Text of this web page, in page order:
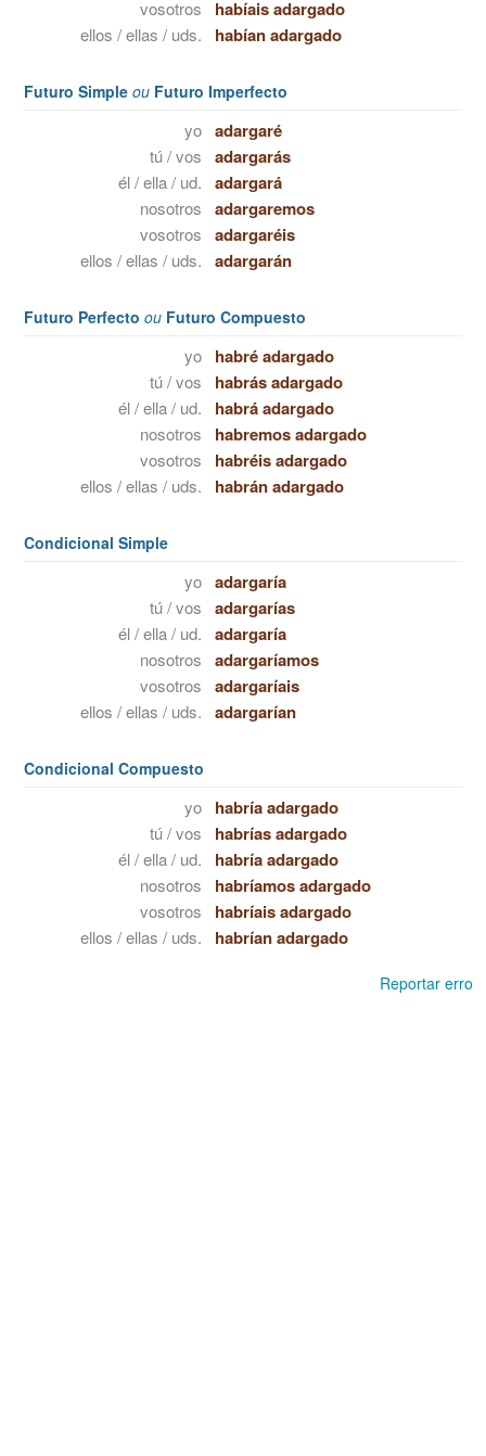
vosotros habíais adargado
ellos / ellas / uds. habían adargado
Futuro Simple ou Futuro Imperfecto
yo adargaré
tú / vos adargarás
él / ella / ud. adargará
nosotros adargaremos
vosotros adargaréis
ellos / ellas / uds. adargarán
Futuro Perfecto ou Futuro Compuesto
yo habré adargado
tú / vos habrás adargado
él / ella / ud. habrá adargado
nosotros habremos adargado
vosotros habréis adargado
ellos / ellas / uds. habrán adargado
Condicional Simple
yo adargaría
tú / vos adargarías
él / ella / ud. adargaría
nosotros adargaríamos
vosotros adargaríais
ellos / ellas / uds. adargarían
Condicional Compuesto
yo habría adargado
tú / vos habrías adargado
él / ella / ud. habría adargado
nosotros habríamos adargado
vosotros habríais adargado
ellos / ellas / uds. habrían adargado
Reportar erro